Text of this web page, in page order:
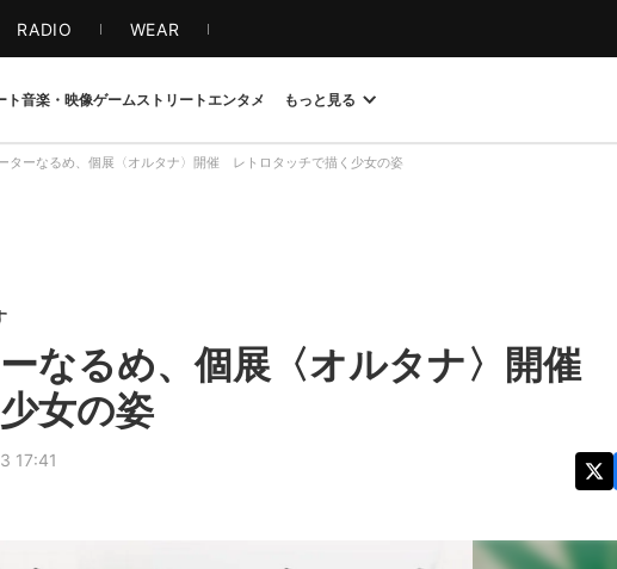
RADIO WEAR
ト音楽・映像ゲームストリート エンタメ もっと見る
ターなるめ、個展〈オルタナ〉開催 レトロタッチで描く少女の姿
なるめ、個展〈オルタナ〉開催
女の姿
17:41